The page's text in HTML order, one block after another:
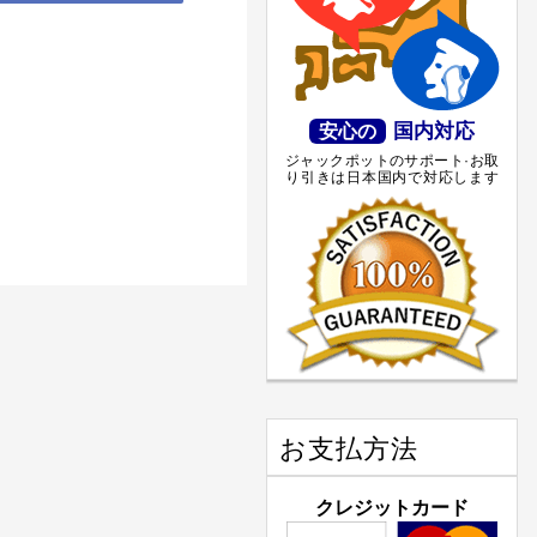
安心の 国内対応
ジャックポットのサポート·お取
り引きは日本国内で対応します
お支払方法
クレジットカード